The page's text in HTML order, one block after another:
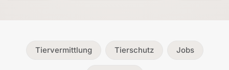
Tiervermittlung Tierschutz Jobs